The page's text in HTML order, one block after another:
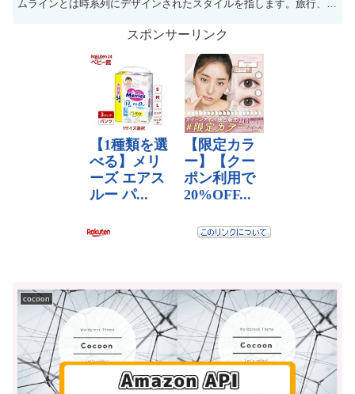
ムラインとは時系列にデザインされたスタイルを指します。旅行、伝
スポンサーリンク
cocoon